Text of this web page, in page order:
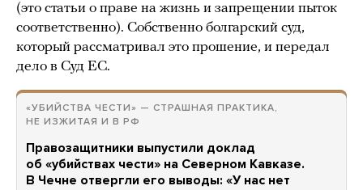
(это статьи о праве на жизнь и запрещении пыток
соответственно). Собственно болгарский суд,
который рассматривал это прошение, и передал
дело в Суд ЕС.
«УБИЙСТВА ЧЕСТИ» — СТРАШНАЯ ПРАКТИКА,
НЕ ИЗЖИТАЯ И В РФ
Правозащитники выпустили доклад
об «убийствах чести» на Северном Кавказе.
В Чечне отвергли его выводы: «У нас нет